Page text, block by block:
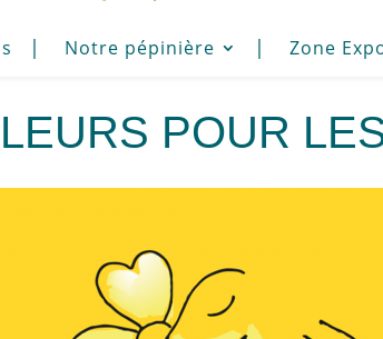
Notre pépinière Zone
pour